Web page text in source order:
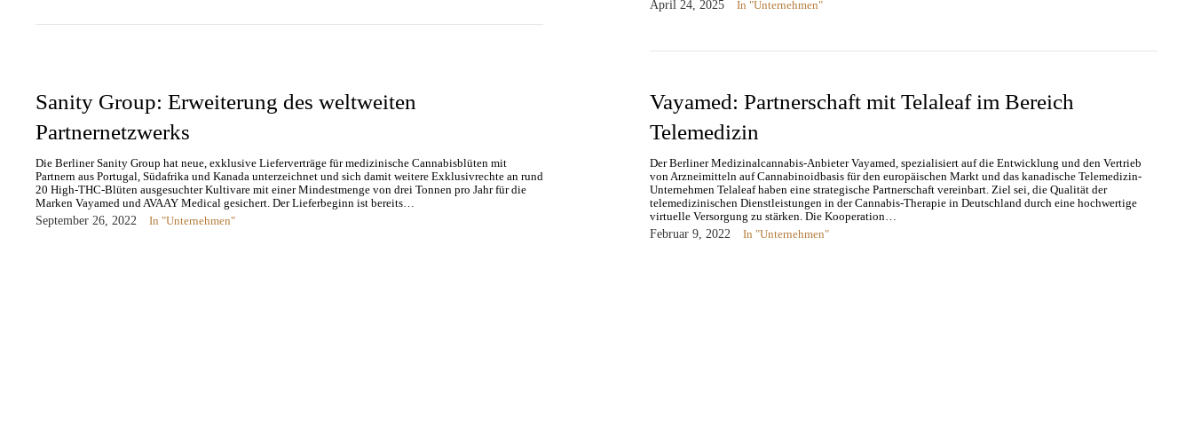
April 24, 2025
In "Unternehmen"
Sanity Group: Erweiterung des weltweiten
Partnernetzwerks
Die Berliner Sanity Group hat neue, exklusive Lieferverträge für medizinische Cannabisblüten mit
Partnern aus Portugal, Südafrika und Kanada unterzeichnet und sich damit weitere Exklusivrechte an rund
20 High-THC-Blüten ausgesuchter Kultivare mit einer Mindestmenge von drei Tonnen pro Jahr für die
Marken Vayamed und AVAAY Medical gesichert. Der Lieferbeginn ist bereits…
September 26, 2022
In "Unternehmen"
Vayamed: Partnerschaft mit Telaleaf im Bereich
Telemedizin
Der Berliner Medizinalcannabis-Anbieter Vayamed, spezialisiert auf die Entwicklung und den Vertrieb
von Arzneimitteln auf Cannabinoidbasis für den europäischen Markt und das kanadische Telemedizin-
Unternehmen Telaleaf haben eine strategische Partnerschaft vereinbart. Ziel sei, die Qualität der
telemedizinischen Dienstleistungen in der Cannabis-Therapie in Deutschland durch eine hochwertige
virtuelle Versorgung zu stärken. Die Kooperation…
Februar 9, 2022
In "Unternehmen"